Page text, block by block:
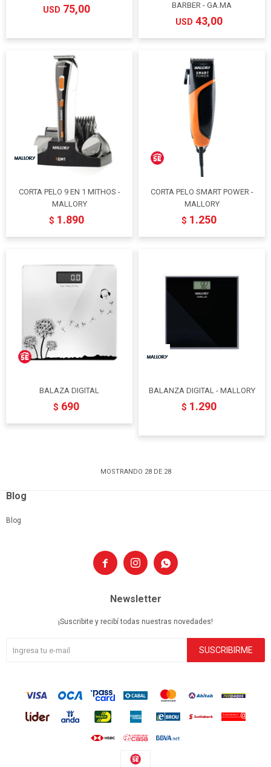
USD 75,00
BARBER - GA.MA
USD 43,00
CORTA PELO 9 EN 1 MITHOS -
MALLORY
$ 1.890
CORTA PELO SMART POWER -
MALLORY
$ 1.250
BALAZA DIGITAL
$ 690
BALANZA DIGITAL - MALLORY
$ 1.290
MOSTRANDO 28DE 28
  
Blog
Blog
Newsletter
¡Suscribite y recibí todas nuestras novedades!
SUSCRIBIRME